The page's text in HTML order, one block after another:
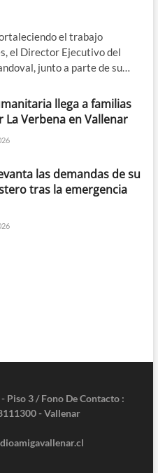
el trabajo
el Director Ejecutivo del
junto a parte de su…
llega a familias
La Verbena en Vallenar
las demandas de su
tras la emergencia
Piso 3 / Fono De Contacto :
- Vallenar